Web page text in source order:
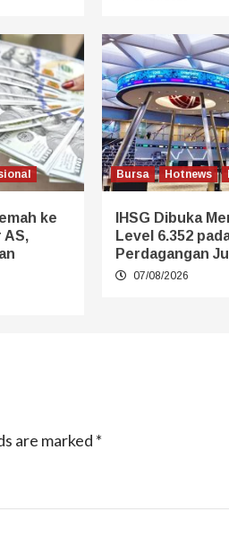
ke
AS,
Bursa Hotnews
IHSG Dibuka
Level 6.352
Perdagangan
07/08/2026
are marked *